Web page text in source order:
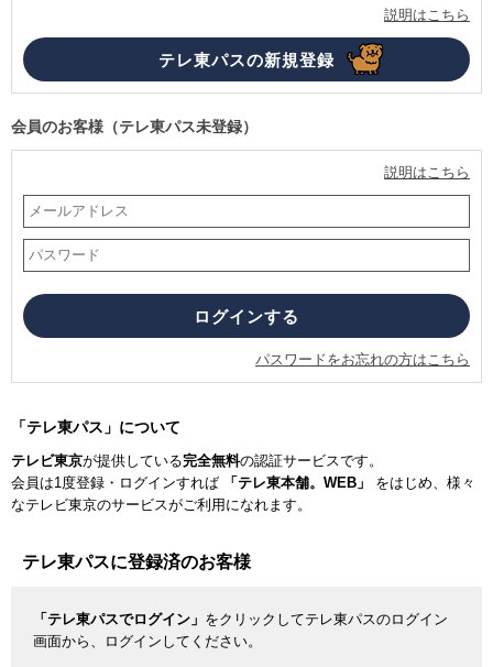
説明はこちら
会員のお客様（テレ東パス未登録）
説明はこちら
パスワードをお忘れの方はこちら
「テレ東パス」について
テレビ東京が提供している完全無料の認証サービスです。
会員は1度登録・ログインすれば
「テレ東本舗。WEB」 をはじめ、様々
なテレビ東京のサービスがご利用になれます。
テレ東パスに登録済のお客様
「テレ東パスでログイン」 をクリックしてテレ東パスのログイン
画面から、ログインしてください。